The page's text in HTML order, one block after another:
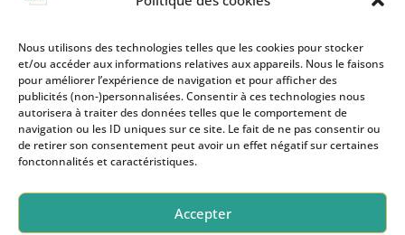
Nous utilisons des technologies telles que les cookies pour stocker
et/ou accéder aux informations relatives aux appareils. Nous le faisons
pour améliorer l’expérience de navigation et pour afficher des
publicités (non-)personnalisées. Consentir à ces technologies nous
autorisera à traiter des données telles que le comportement de
navigation ou les ID uniques sur ce site. Le fait de ne pas consentir ou
de retirer son consentement peut avoir un effet négatif sur certaines
fonctonnalités et caractéristiques.
Accepter